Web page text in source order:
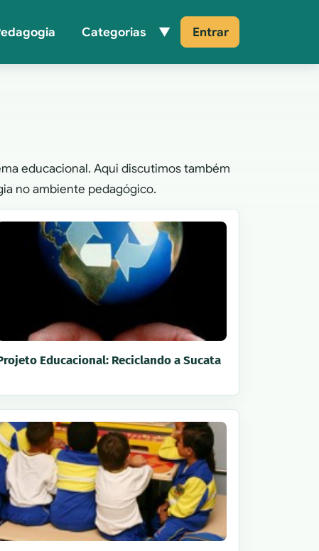
Categorias Entrar
educacional. Aqui discutimos também
no ambiente pedagógico.
Educacional: Reciclando a Sucata